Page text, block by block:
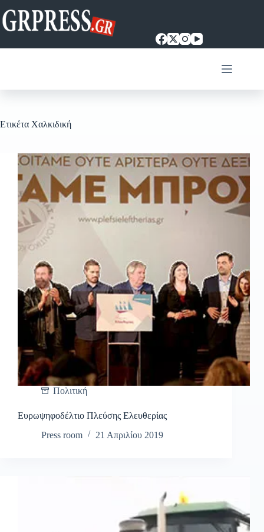
στο
περιεχόμενο
Ετικέτα Χαλκιδική
Πολιτική
Ευρωψηφοδέλτιο Πλεύσης Ελευθερίας
Press room
21 Απριλίου 2019